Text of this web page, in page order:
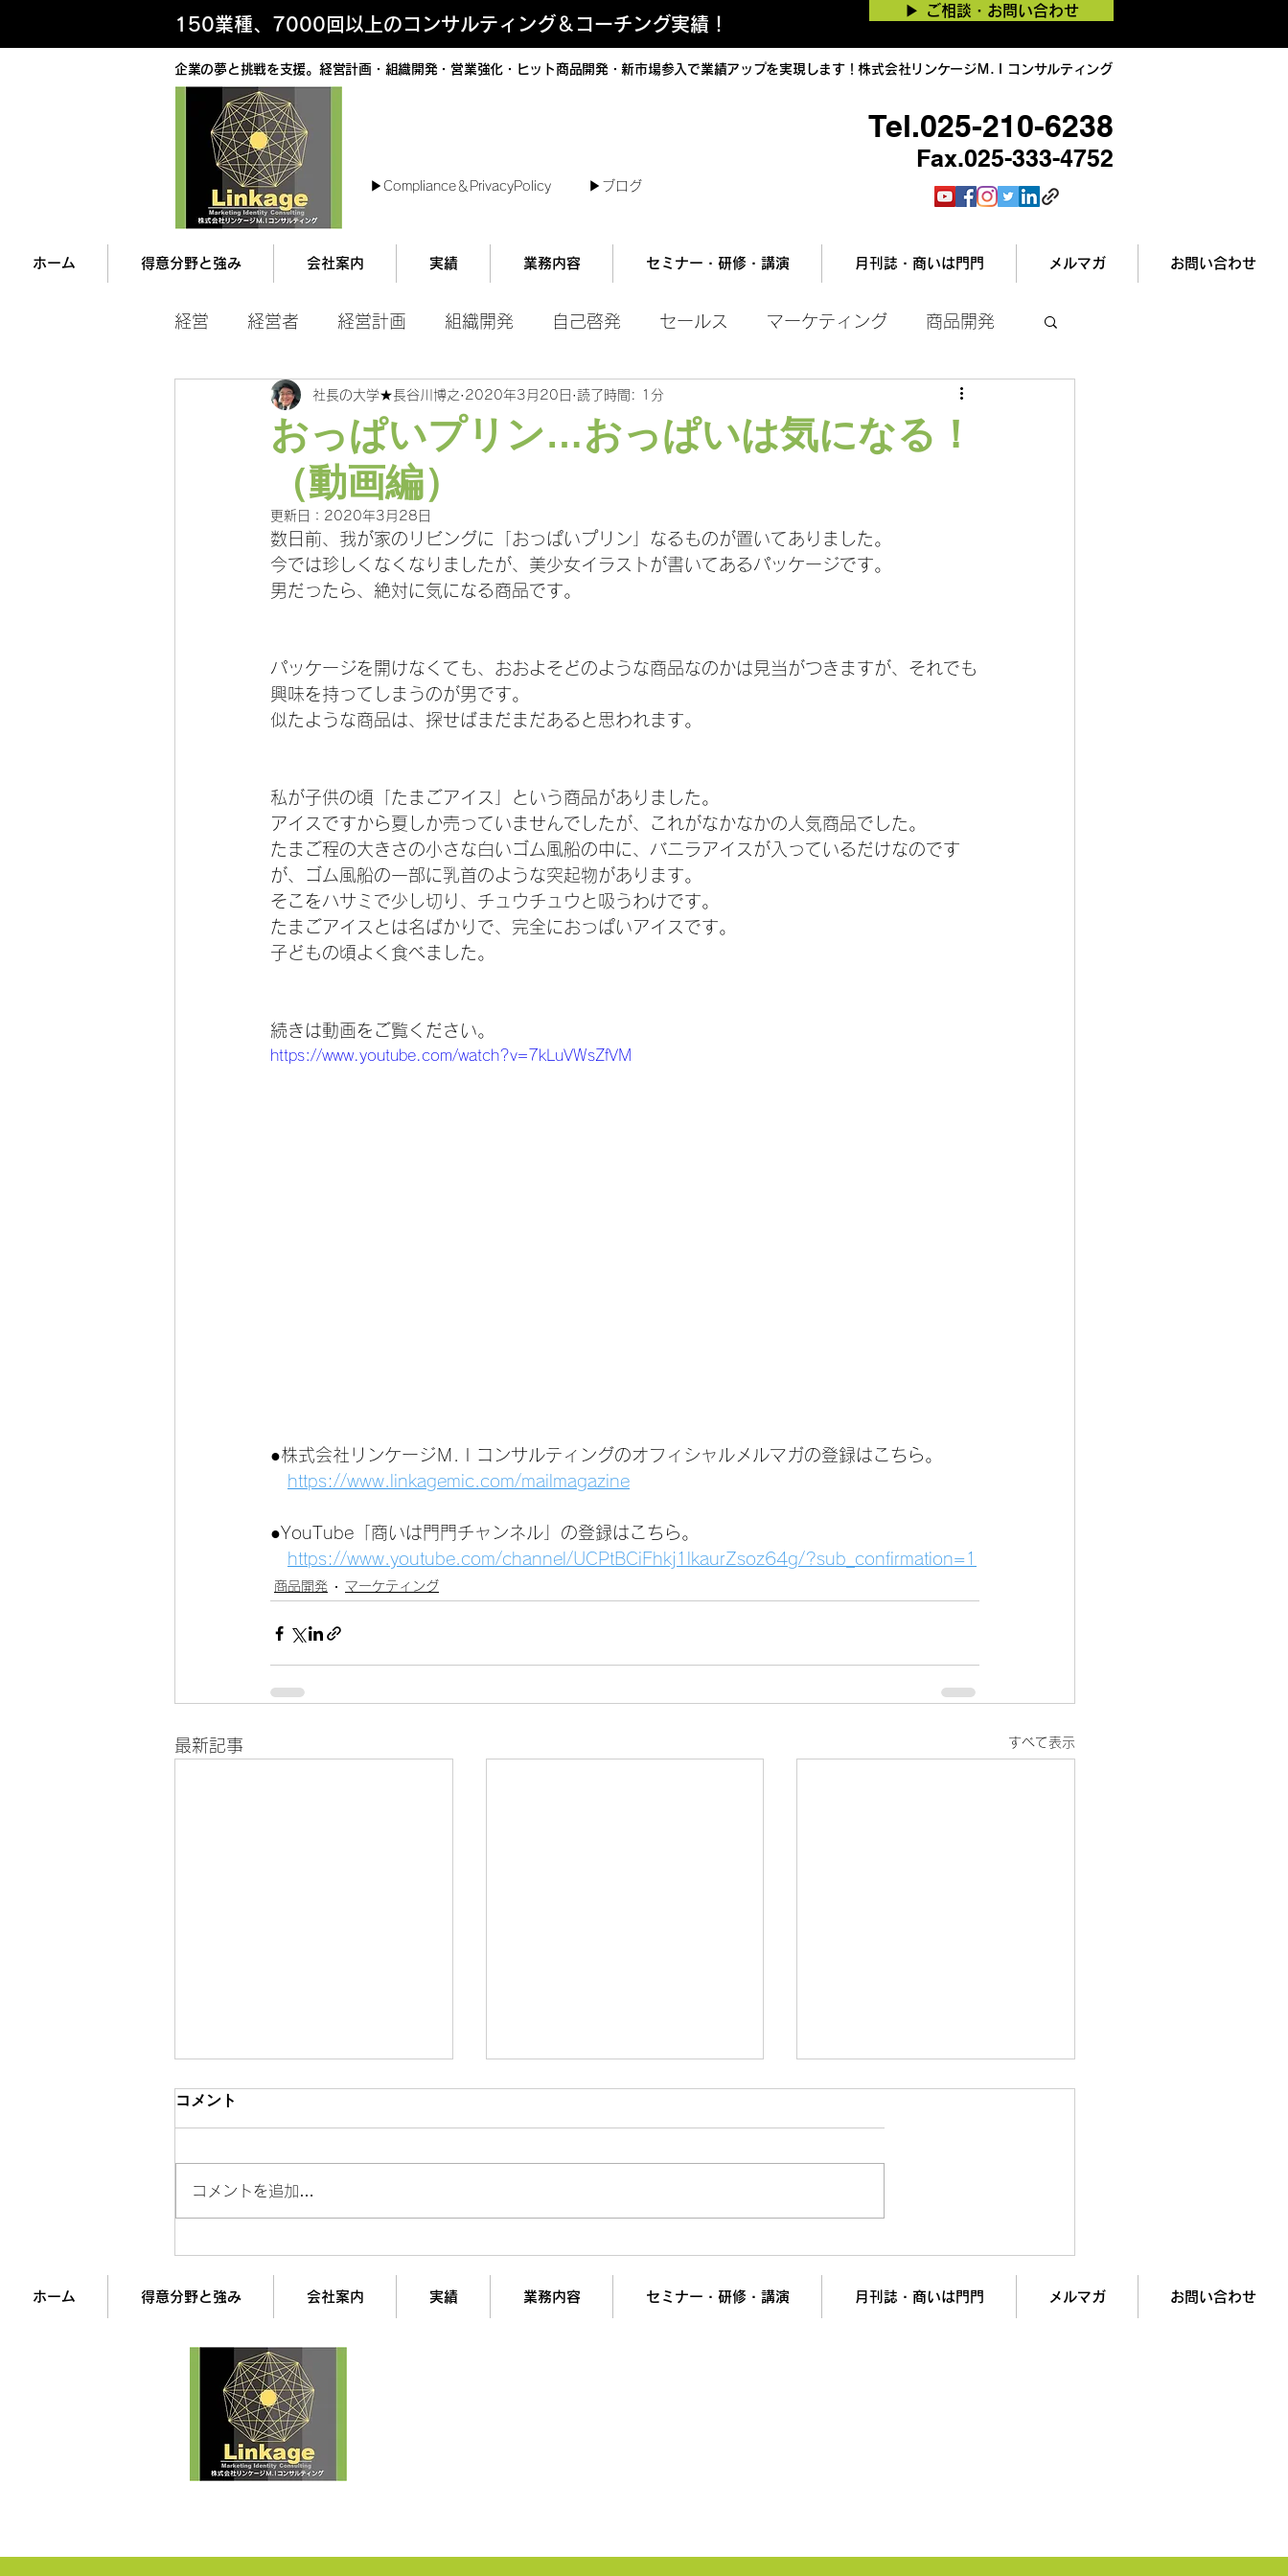
150業種、7000回以上のコンサルティング＆コーチング実績！
▶︎ ご相談・お問い合わせ
企業の夢と挑戦を支援。経営計画・組織開発・営業強化・ヒット商品開発・新市場参入で業績アップを実現します！株式会社リンケージＭ.Ｉコンサルティング
▶︎Compliance＆PrivacyPolicy ▶︎ブログ
Tel.025-210-6238
Fax.025-333-4752
ホーム 得意分野と強み 会社案内 実績 業務内容 セミナー・研修・講演 月刊誌・商いは門門 メルマガ お問い合わせ
経営 経営者 経営計画 組織開発 自己啓発 セールス マーケティング 商品開発
マネジメント 営業ツール
おっぱいプリン…おっぱいは気になる！
（動画編）
社長の大学★長谷川博之 2020年3月20日 読了時間: 1分
更新日： 2020年3月28日
数日前、我が家のリビングに「おっぱいプリン」なるものが置いてありました。
今では珍しくなくなりましたが、美少女イラストが書いてあるパッケージです。
男だったら、絶対に気になる商品です。
パッケージを開けなくても、おおよそどのような商品なのかは見当がつきますが、それでも
興味を持ってしまうのが男です。
似たような商品は、探せばまだまだあると思われます。
私が子供の頃「たまごアイス」という商品がありました。
アイスですから夏しか売っていませんでしたが、これがなかなかの人気商品でした。
たまご程の大きさの小さな白いゴム風船の中に、バニラアイスが入っているだけなのです
が、ゴム風船の一部に乳首のような突起物があります。
そこをハサミで少し切り、チュウチュウと吸うわけです。
たまごアイスとは名ばかりで、完全におっぱいアイスです。
子どもの頃よく食べました。
続きは動画をご覧ください。
https://www.youtube.com/watch?v=7kLuVWsZfVM
●株式会社リンケージＭ.Ｉコンサルティングのオフィシャルメルマガの登録はこちら。
https://www.linkagemic.com/mailmagazine
●YouTube「商いは門門チャンネル」の登録はこちら。
https://www.youtube.com/channel/UCPtBCiFhkj1lkaurZsoz64g/?sub_confirmation=1
商品開発 マーケティング
最新記事 すべて表示
「メール」を書かせてはいけ
ない理由
70%減」の衝撃データと新ル
ール
ズラすだけで人生が変わる
コメント
コメントを追加…
ホーム 得意分野と強み 会社案内 実績 業務内容 セミナー・研修・講演 月刊誌・商いは門門 メルマガ お問い合わせ